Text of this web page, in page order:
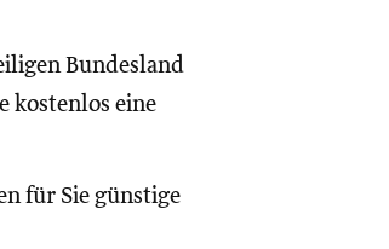
Bundesland
kostenlos eine
für Sie günstige